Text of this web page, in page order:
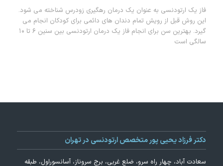
فاز یک ارتودنسی به عنوان یک درمان رهگیری زودرس شناخته می شود.
این روش قبل از رویش تمام دندان های دائمی برای کودکان انجام می
گیرد. بهترین سن برای انجام فاز یک درمان ارتودنسی بین سنین ۶ تا ۱۰
سالگی است
دکتر فرزاد یحیی پور متخصص ارتودنسی در تهران
سعادت آباد، چهار راه سرو، ضلع غربی، برج سروناز، آسانسوراول، طبقه